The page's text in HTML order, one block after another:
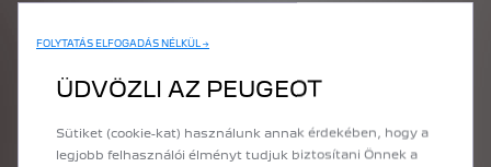
ÁLTALÁNOS SZERZŐDÉSI FELTÉTELEK
OPTIWAY EXTRA
PRÉMIUM SZERZŐDÉS
FOLYTATÁS ELFOGADÁS NÉLKÜL →
ÜDVÖZLI AZ PEUGEOT
Sütiket (cookie-kat) használunk annak érdekében, hogy a
legjobb felhasználói élményt tudjuk biztosítani Önnek a